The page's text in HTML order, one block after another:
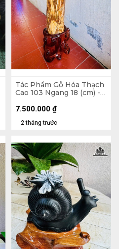
Tác Phẩm Gỗ Hóa Thạch
Cao 103 Ngang 18 (cm) -
2 tháng trước
7.500.000 ₫